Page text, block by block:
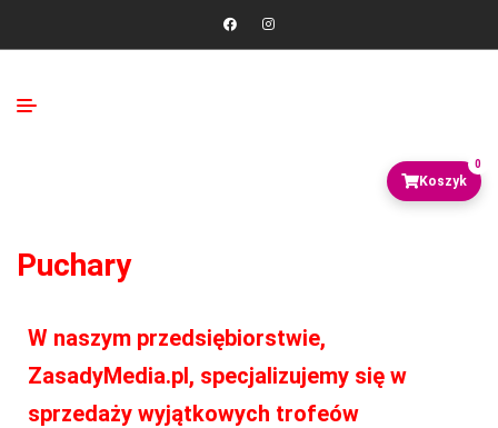
0
Puchary
W naszym przedsiębiorstwie,
ZasadyMedia.pl, specjalizujemy się w
sprzedaży wyjątkowych trofeów